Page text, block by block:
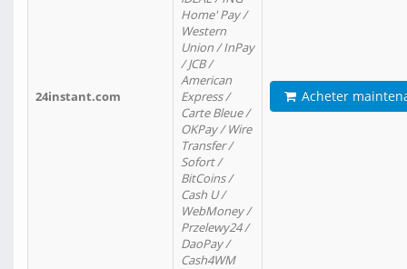
24instant.com
Home' Pay /
Western
Union / InPay
/ JCB /
American
Express /
Carte Bleue /
OKPay / Wire
Transfer /
Sofort /
BitCoins /
Cash U /
WebMoney /
Przelewy24 /
DaoPay /
Cash4WM
Acheter